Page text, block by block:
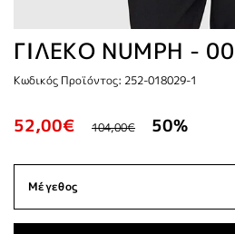
ΓΙΛΕΚΟ NUMPH -
Κωδικός Προϊόντος: 252-018029-1
52,00€ 104,00€ 50%